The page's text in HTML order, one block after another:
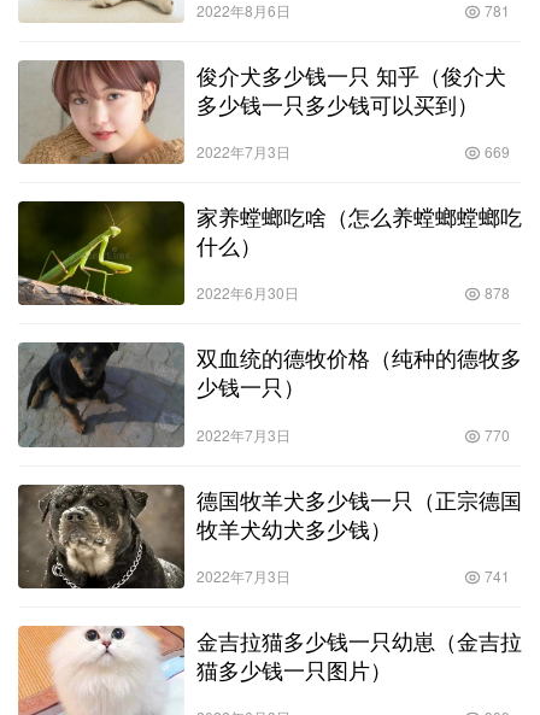
2022年8月6日 781
俊介犬多少钱一只 知乎（俊介犬
多少钱一只多少钱可以买到）
2022年7月3日 669
家养螳螂吃啥（怎么养螳螂螳螂吃
什么）
2022年6月30日 878
双血统的德牧价格（纯种的德牧多
少钱一只）
2022年7月3日 770
德国牧羊犬多少钱一只（正宗德国
牧羊犬幼犬多少钱）
2022年7月3日 741
金吉拉猫多少钱一只幼崽（金吉拉
猫多少钱一只图片）